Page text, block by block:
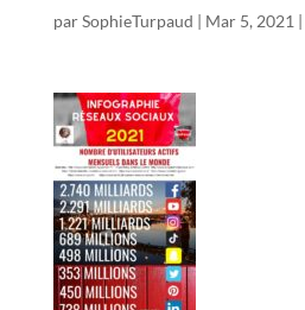
parSophieTurpaud | Mar 5, 2021 |